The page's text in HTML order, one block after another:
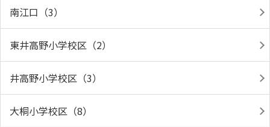
南江口（3）
東井高野小学校区（2）
井高野小学校区（3）
大桐小学校区（8）